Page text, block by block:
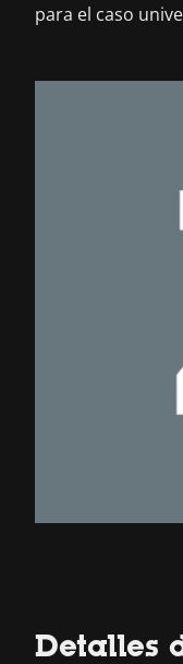
para el caso
Detalles